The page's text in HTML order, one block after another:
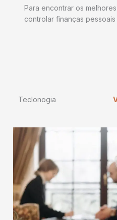
Para encontrar os
controlar finanças
Teclonogia